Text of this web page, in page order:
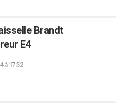
Brandt
E4
à 17:52